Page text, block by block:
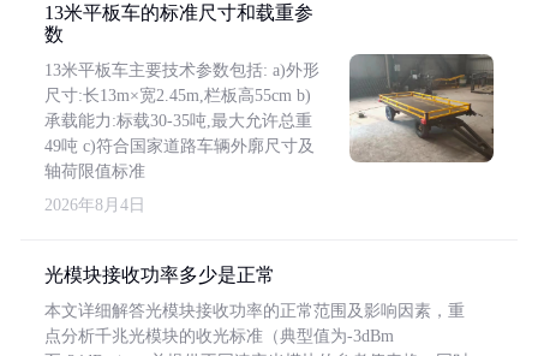
13米平板车的标准尺寸和载重参
数
13米平板车主要技术参数包括: a)外形
尺寸:长13m×宽2.45m,栏板高55cm b)
承载能力:标载30-35吨,最大允许总重
49吨 c)符合国家道路车辆外廓尺寸及
轴荷限值标准
2026年8月4日
光模块接收功率多少是正常
本文详细解答光模块接收功率的正常范围及影响因素，重
点分析千兆光模块的收光标准（典型值为-3dBm